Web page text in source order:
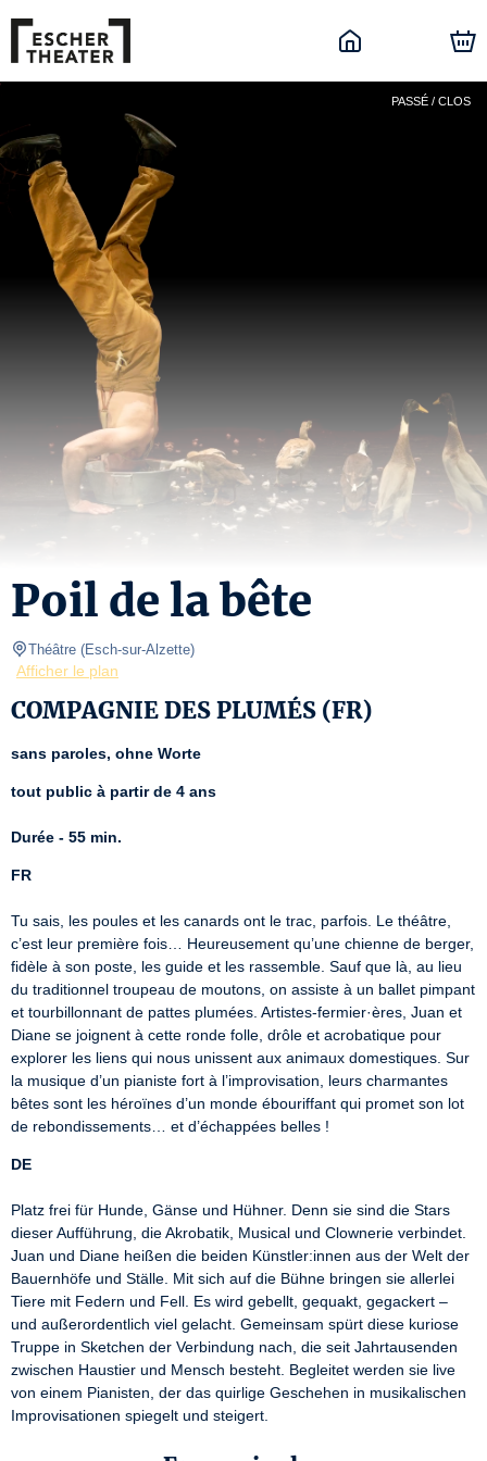
PASSÉ / CLOS
Poil de la bête
Théâtre (Esch-sur-Alzette)
Afficher le plan
COMPAGNIE DES PLUMÉS (FR)
sans paroles, ohne Worte
tout public à partir de 4 ans
Durée - 55 min.
FR
Tu sais, les poules et les canards ont le trac, parfois. Le théâtre,
c’est leur première fois… Heureusement qu’une chienne de berger,
fidèle à son poste, les guide et les rassemble. Sauf que là, au lieu
du traditionnel troupeau de moutons, on assiste à un ballet pimpant
et tourbillonnant de pattes plumées. Artistes-fermier·ères, Juan et
Diane se joignent à cette ronde folle, drôle et acrobatique pour
explorer les liens qui nous unissent aux animaux domestiques. Sur
la musique d’un pianiste fort à l’improvisation, leurs charmantes
bêtes sont les héroïnes d’un monde ébouriffant qui promet son lot
de rebondissements… et d’échappées belles !
DE
Platz frei für Hunde, Gänse und Hühner. Denn sie sind die Stars
dieser Aufführung, die Akrobatik, Musical und Clownerie verbindet.
Juan und Diane heißen die beiden Künstler:innen aus der Welt der
Bauernhöfe und Ställe. Mit sich auf die Bühne bringen sie allerlei
Tiere mit Federn und Fell. Es wird gebellt, gequakt, gegackert –
und außerordentlich viel gelacht. Gemeinsam spürt diese kuriose
Truppe in Sketchen der Verbindung nach, die seit Jahrtausenden
zwischen Haustier und Mensch besteht. Begleitet werden sie live
von einem Pianisten, der das quirlige Geschehen in musikalischen
Improvisationen spiegelt und steigert.